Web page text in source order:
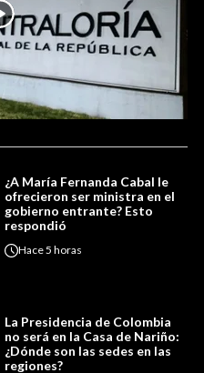
¿A María Fernanda Cabal le
ofrecieron ser ministra en el
gobierno entrante? Esto
respondió
Hace5 horas
La Presidencia de Colombia
no será en la Casa de Nariño:
¿Dónde son las sedes en las
regiones?